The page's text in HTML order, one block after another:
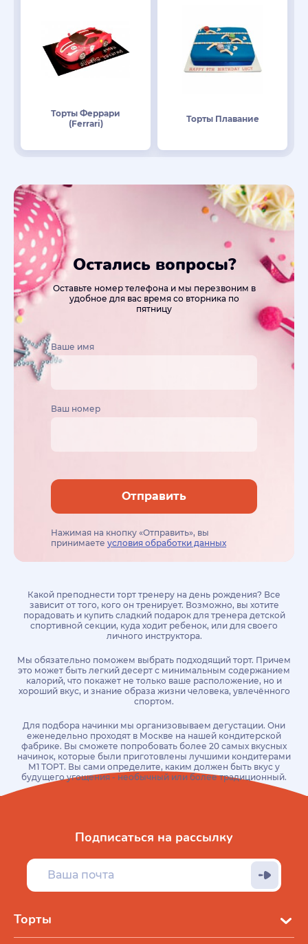
Торты Феррари
(Ferrari)
Торты Плавание
Остались вопросы?
Оставьте номер телефона и мы перезвоним в
удобное для вас время со вторника по
пятницу
Ваше имя
Ваш номер
Отправить
Нажимая на кнопку «Отправить», вы
принимаете условия обработки данных
Какой преподнести торт тренеру на день рождения? Все
зависит от того, кого он тренирует. Возможно, вы хотите
порадовать и купить сладкий подарок для тренера детской
спортивной секции, куда ходит ребенок, или для своего
личного инструктора.
Мы обязательно поможем выбрать подходящий торт. Причем
это может быть легкий десерт с минимальным содержанием
калорий, что покажет не только ваше расположение, но и
хороший вкус, и знание образа жизни человека, увлечённого
спортом.
Для подбора начинки мы организовываем дегустации. Они
еженедельно проходят в Москве на нашей кондитерской
фабрике. Вы сможете попробовать более 20 самых вкусных
начинок, которые были приготовлены лучшими кондитерами
М1 ТОРТ. Вы сами определите, каким должен быть вкус у
будущего угощения - необычный или более традиционный.
Торты
Подписаться на рассылку